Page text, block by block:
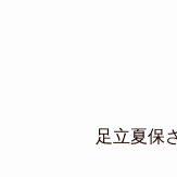
足立夏保